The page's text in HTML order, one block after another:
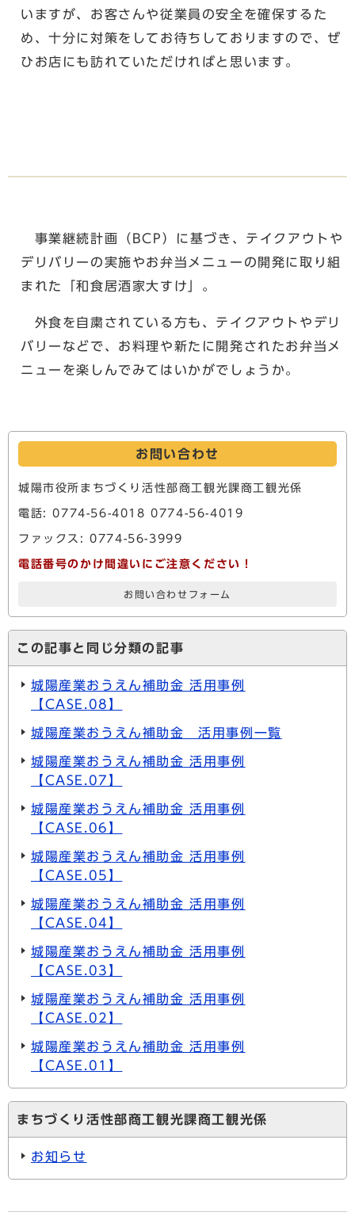
いますが、お客さんや従業員の安全を確保するた
め、十分に対策をしてお待ちしておりますので、ぜ
ひお店にも訪れていただければと思います。
事業継続計画（BCP）に基づき、テイクアウトや
デリバリーの実施やお弁当メニューの開発に取り組
まれた「和食居酒家大すけ」。
外食を自粛されている方も、テイクアウトやデリ
バリーなどで、お料理や新たに開発されたお弁当メ
ニューを楽しんでみてはいかがでしょうか。
お問い合わせ
城陽市役所まちづくり活性部商工観光課商工観光係
電話: 0774-56-4018 0774-56-4019
ファックス: 0774-56-3999
電話番号のかけ間違いにご注意ください！
お問い合わせフォーム
この記事と同じ分類の記事
城陽産業おうえん補助金 活用事例
【CASE.08】
城陽産業おうえん補助金 活用事例一覧
城陽産業おうえん補助金 活用事例
【CASE.07】
城陽産業おうえん補助金 活用事例
【CASE.06】
城陽産業おうえん補助金 活用事例
【CASE.05】
城陽産業おうえん補助金 活用事例
【CASE.04】
城陽産業おうえん補助金 活用事例
【CASE.03】
城陽産業おうえん補助金 活用事例
【CASE.02】
城陽産業おうえん補助金 活用事例
【CASE.01】
まちづくり活性部商工観光課商工観光係
お知らせ